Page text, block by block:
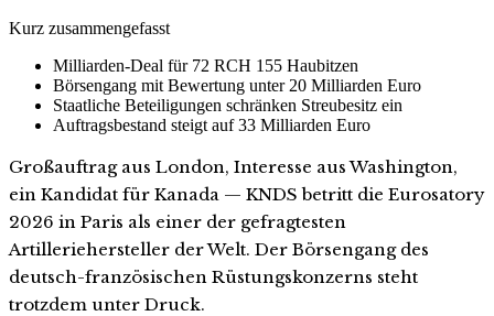
Kurz zusammengefasst
Milliarden-Deal für 72 RCH 155 Haubitzen
Börsengang mit Bewertung unter 20 Milliarden Euro
Staatliche Beteiligungen schränken Streubesitz ein
Auftragsbestand steigt auf 33 Milliarden Euro
Großauftrag aus London, Interesse aus Washington,
ein Kandidat für Kanada — KNDS betritt die Eurosatory
2026 in Paris als einer der gefragtesten
Artilleriehersteller der Welt. Der Börsengang des
deutsch-französischen Rüstungskonzerns steht
trotzdem unter Druck.